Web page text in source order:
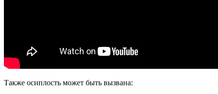
Также осиплость может быть вызвана: